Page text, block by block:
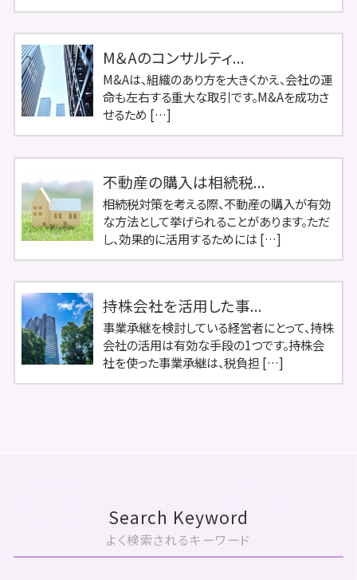
M＆Aのコンサルティ...
M&Aは、組織のあり方を大きくかえ、会社の運
命も左右する重大な取引です。M&Aを成功さ
せるため […]
不動産の購入は相続税...
相続税対策を考える際、不動産の購入が有効
な方法として挙げられることがあります。ただ
し、効果的に活用するためには […]
持株会社を活用した事...
事業承継を検討している経営者にとって、持株
会社の活用は有効な手段の1つです。持株会
社を使った事業承継は、税負担 […]
Search Keyword
よく検索されるキーワード